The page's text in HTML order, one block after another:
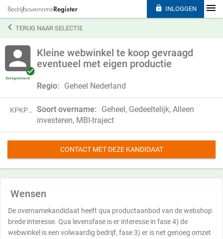
TERUG NAAR SELECTIE
Kleine webwinkel te koop gevraagd
eventueel met eigen productie
Regio: Geheel Nederland
KPKP25NJB74T Soort overname:
Geheel, Gedeeltelijk, Alleen
investeren, MBI-traject
CONTACT MET DEZE KANDIDAAT
Wensen
De overnamekandidaat heeft qua productaanbod van de webshop
brede interesse. Qua levensfase is er interesse in fase 4) de
webwinkel is een volwaardig bedrijf, fase 3) er is net genoeg omzet
 INLOGGEN